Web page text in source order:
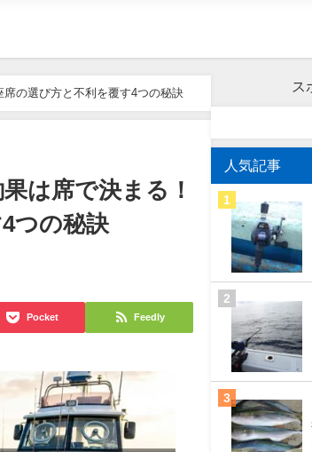
席の選び方と不利を覆す4つの秘訣
は席で決まる！
つの秘訣
Pocket Feedly
ス
人気記事